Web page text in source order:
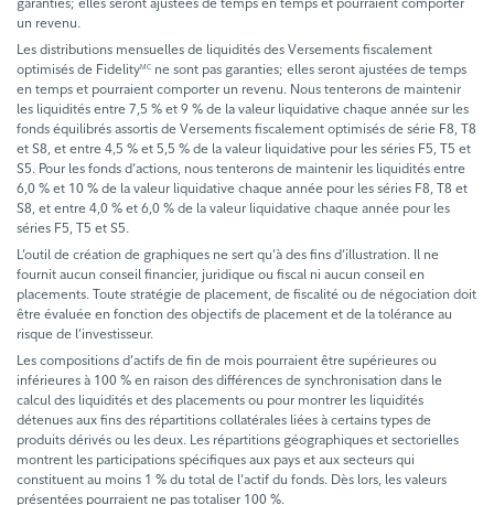
un revenu.
Les distributions mensuelles de liquidités des Versements fiscalement
optimisés de FidelityMC ne sont pas garanties; elles seront ajustées de temps
en temps et pourraient comporter un revenu. Nous tenterons de maintenir
les liquidités entre 7,5 % et 9 % de la valeur liquidative chaque année sur les
fonds équilibrés assortis de Versements fiscalement optimisés de série F8, T8
et S8, et entre 4,5 % et 5,5 % de la valeur liquidative pour les séries F5, T5 et
S5. Pour les fonds d’actions, nous tenterons de maintenir les liquidités entre
6,0 % et 10 % de la valeur liquidative chaque année pour les séries F8, T8 et
S8, et entre 4,0 % et 6,0 % de la valeur liquidative chaque année pour les
séries F5, T5 et S5.
L’outil de création de graphiques ne sert qu’à des fins d’illustration. Il ne
fournit aucun conseil financier, juridique ou fiscal ni aucun conseil en
placements. Toute stratégie de placement, de fiscalité ou de négociation doit
être évaluée en fonction des objectifs de placement et de la tolérance au
risque de l’investisseur.
Les compositions d’actifs de fin de mois pourraient être supérieures ou
inférieures à 100 % en raison des différences de synchronisation dans le
calcul des liquidités et des placements ou pour montrer les liquidités
détenues aux fins des répartitions collatérales liées à certains types de
produits dérivés ou les deux. Les répartitions géographiques et sectorielles
montrent les participations spécifiques aux pays et aux secteurs qui
constituent au moins 1 % du total de l’actif du fonds. Dès lors, les valeurs
présentées pourraient ne pas totaliser 100 %.